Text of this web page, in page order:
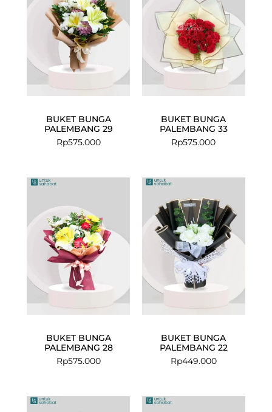
BUKET BUNGA
PALEMBANG 29
Rp575.000
BUKET BUNGA
PALEMBANG 33
Rp575.000
BUKET BUNGA
PALEMBANG 28
Rp575.000
BUKET BUNGA
PALEMBANG 22
Rp449.000